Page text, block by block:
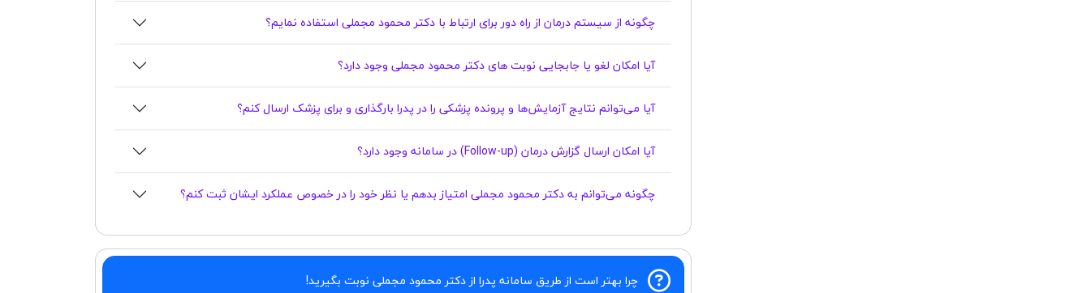
چگونه از سیستم درمان از راه دور برای ارتباط با دکتر محمود مجملی استفاده نمایم؟
آیا امکان لغو یا جابجایی نوبت های دکتر محمود مجملی وجود دارد؟
آیا می‌توانم نتایج آزمایش‌ها و پرونده پزشکی را در پدرا بارگذاری و برای پزشک ارسال کنم؟
آیا امکان ارسال گزارش درمان (Follow-up) در سامانه وجود دارد؟
چگونه می‌توانم به دکتر محمود مجملی امتیاز بدهم یا نظر خود را در خصوص عملکرد ایشان ثبت کنم؟
چرا بهتر است از طریق سامانه پدرا از دکتر محمود مجملی نوبت بگیرید!